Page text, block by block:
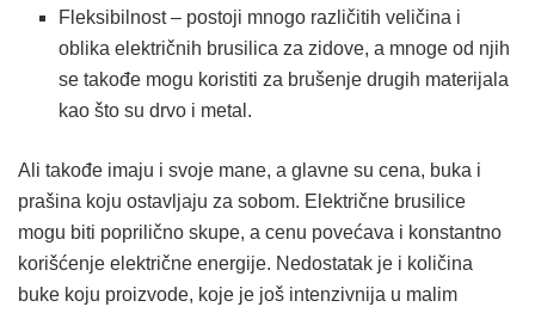
Fleksibilnost – postoji mnogo različitih veličina i
oblika električnih brusilica za zidove, a mnoge od njih
se takođe mogu koristiti za brušenje drugih materijala
kao što su drvo i metal.
Ali takođe imaju i svoje mane, a glavne su cena, buka i
prašina koju ostavljaju za sobom. Električne brusilice
mogu biti poprilično skupe, a cenu povećava i konstantno
korišćenje električne energije. Nedostatak je i količina
buke koju proizvode, koje je još intenzivnija u malim